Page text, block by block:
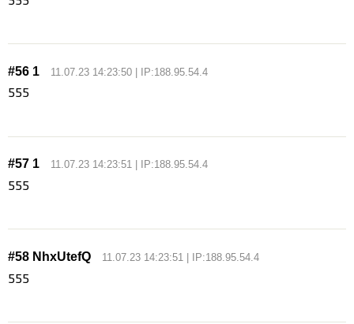
#56 1 11.07.23 14:23:50 | IP:188.95.54.4
555
#57 1 11.07.23 14:23:51 | IP:188.95.54.4
555
#58 NhxUtefQ 11.07.23 14:23:51 | IP:188.95.54.4
555